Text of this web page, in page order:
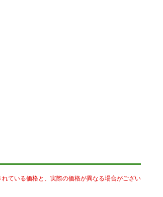
ている価格と、実際の価格が異なる場合がござい